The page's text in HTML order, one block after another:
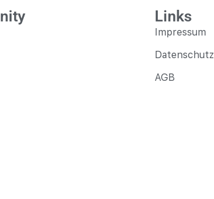
Links
Impressum
Datenschutz
AGB